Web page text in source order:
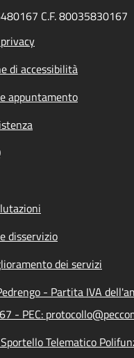
C.F. 80035830167
di accessibilità
appuntamento
disservizio
dei servizi
- Partita IVA
- PEC:
Telematico